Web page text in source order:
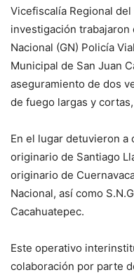
Vicefiscalía Regional
investigación trabajaron
Nacional (GN) Policía
Municipal de San Juan
aseguramiento de dos
de fuego largas y
En el lugar detuvieron a
originario de Santiago
originario de
Nacional, así como
Cacahuatepec.
Este operativo
colaboración por parte